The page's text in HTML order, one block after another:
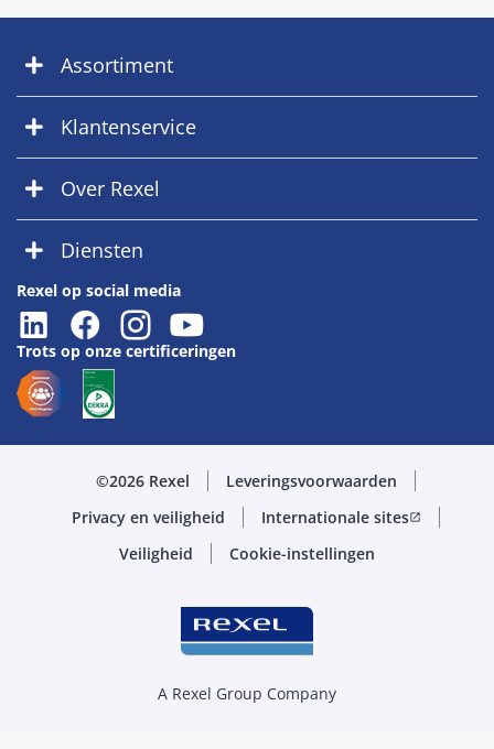
Assortiment
Klantenservice
Over Rexel
Diensten
Rexel op social media
Trots op onze certificeringen
©2026 Rexel
Leveringsvoorwaarden
Privacy en veiligheid
Internationale sitesopen_in_new
Veiligheid Cookie-instellingen
A Rexel Group Company